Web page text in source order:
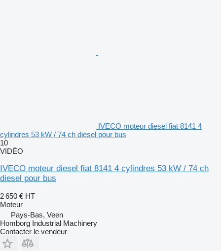
IVECO moteur diesel fiat 8141 4
cylindres 53 kW / 74 ch diesel pour bus
10
VIDÉO
IVECO moteur diesel fiat 8141 4 cylindres 53 kW / 74 ch
diesel pour bus
2 650 € HT
Moteur
Pays-Bas, Veen
Homborg Industrial Machinery
Contacter le vendeur